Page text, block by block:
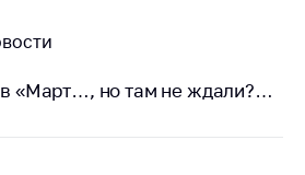
«Март…, но там не ждали?…